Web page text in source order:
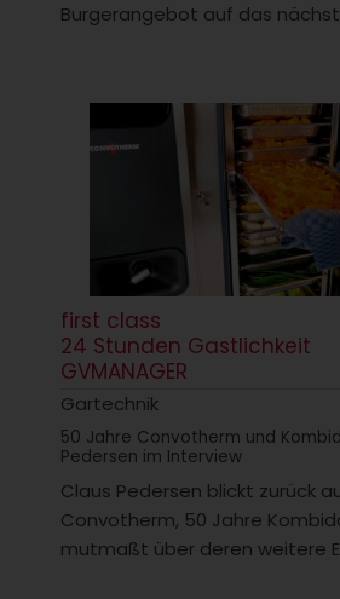
Burgerangebot auf das
first class
24 Stunden Gastlichkeit
GVMANAGER
Gartechnik
50 Jahre Convotherm und
Pedersen im Interview
Claus Pedersen blickt zurück
Convotherm, 50 Jahre
mutmaßt über deren weitere